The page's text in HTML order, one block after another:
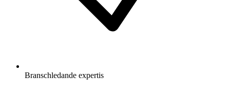
Branschledande expertis